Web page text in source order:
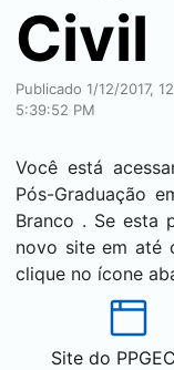
Civil
Publicado 1/12/2017,
5:39:52 PM
Você está
Pós-Graduação
Branco . Se esta
novo site em até
clique no ícone
Site do